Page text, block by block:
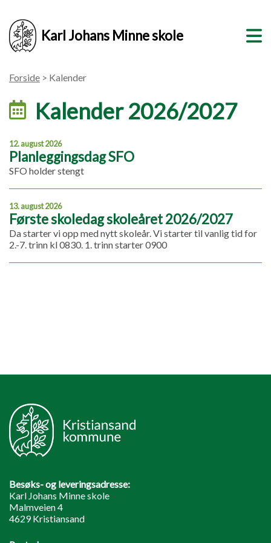
Karl Johans Minne skole
Forside > Kalender
Kalender 2026/2027
12. august 2026
Planleggingsdag SFO
SFO holder stengt
13. august 2026
Første skoledag skoleåret 2026/2027
Da starter vi opp med nytt skoleår. Vi starter til vanlig tid for
2.-7. trinn kl 0830. 1. trinn starter 0900
Besøks- og leveringsadresse:
Karl Johans Minne skole
Malmveien 4
4629 Kristiansand